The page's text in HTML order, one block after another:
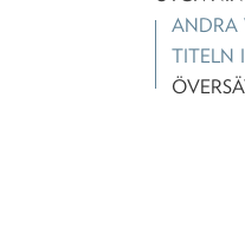
ANDRA
TITELN